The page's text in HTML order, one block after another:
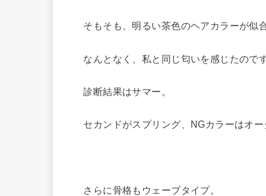
そもそも、明るい茶色のヘアカラーが似
なんとなく、私と同じ匂いを感じたの
診断結果はサマー。
セカンドがスプリング、NGカラーはオ
さらに骨格もウェーブタイプ。